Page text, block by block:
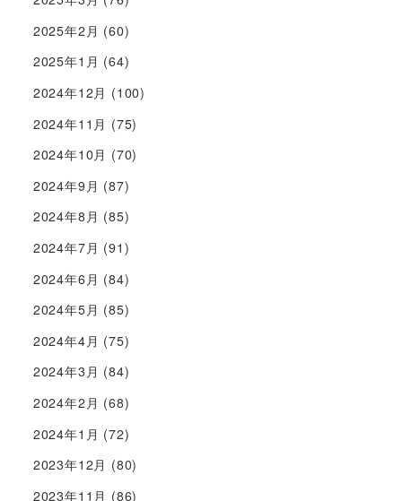
2025年2月 (60)
2025年1月 (64)
2024年12月 (100)
2024年11月 (75)
2024年10月 (70)
2024年9月 (87)
2024年8月 (85)
2024年7月 (91)
2024年6月 (84)
2024年5月 (85)
2024年4月 (75)
2024年3月 (84)
2024年2月 (68)
2024年1月 (72)
2023年12月 (80)
2023年11月 (86)